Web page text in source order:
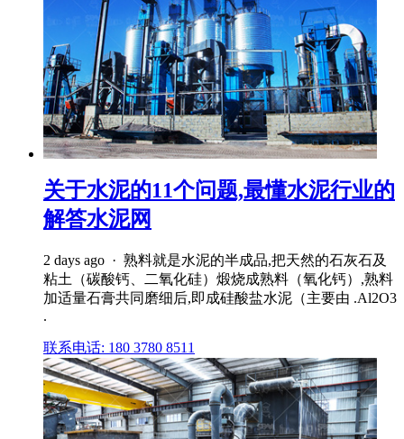
关于水泥的11个问题,最懂水泥行业的
解答水泥网
2 days ago · 熟料就是水泥的半成品,把天然的石灰石及
粘土（碳酸钙、二氧化硅）煅烧成熟料（氧化钙）,熟料
加适量石膏共同磨细后,即成硅酸盐水泥（主要由 .Al2O3
.
联系电话: 180 3780 8511